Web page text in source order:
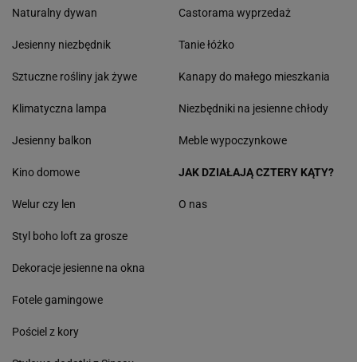
Naturalny dywan
Jesienny niezbędnik
Sztuczne rośliny jak żywe
Klimatyczna lampa
Jesienny balkon
Castorama wyprzedaż
Tanie łóżko
Kanapy do małego mieszkania
Niezbędniki na jesienne chłody
Meble wypoczynkowe
Kino domowe
Welur czy len
Styl boho loft za grosze
Dekoracje jesienne na okna
Fotele gamingowe
Pościel z kory
JAK DZIAŁAJĄ CZTERY KĄTY?
O nas